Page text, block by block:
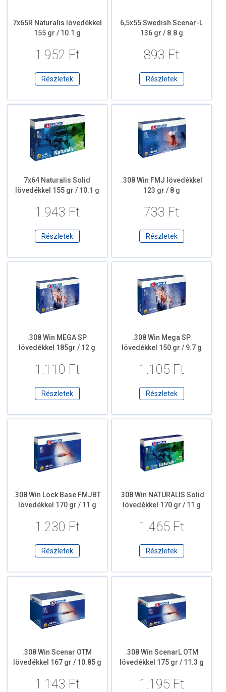
7x65R Naturalis lövedékkel
155 gr / 10.1 g
1.952 Ft
Részletek
6,5x55 Swedish Scenar-L
136 gr / 8.8 g
893 Ft
Részletek
7x64 Naturalis Solid
lövedékkel 155 gr / 10.1 g
1.943 Ft
Részletek
.308 Win FMJ lövedékkel
123 gr / 8 g
733 Ft
Részletek
.308 Win MEGA SP
lövedékkel 185gr / 12 g
1.110 Ft
Részletek
.308 Win Mega SP
lövedékkel 150 gr / 9.7 g
1.105 Ft
Részletek
.308 Win Lock Base FMJBT
lövedékkel 170 gr / 11 g
1.230 Ft
Részletek
.308 Win NATURALIS Solid
lövedékkel 170 gr / 11 g
1.465 Ft
Részletek
.308 Win Scenar OTM
lövedékkel 167 gr / 10.85 g
1.143 Ft
.308 Win ScenarL OTM
lövedékkel 175 gr / 11.3 g
1.195 Ft